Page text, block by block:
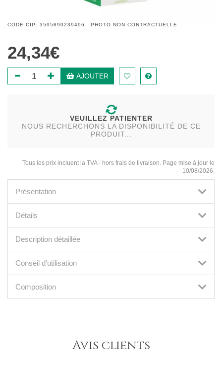
CODE CIP: 3595890239496 PHOTO NON CONTRACTUELLE
24,34€
AJOUTER
VEUILLEZ PATIENTER
NOUS RECHERCHONS LA DISPONIBILITÉ DE CE
PRODUIT...
Tous les prix incluent la TVA - hors frais de livraison. Page mise à jour le
10/08/2026.
Présentation
Détails
Description détaillée
Conseil d'utilisation
Composition
Avis clients